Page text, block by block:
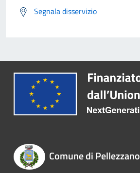
Segnala disservizio
Comune di Pellezzano